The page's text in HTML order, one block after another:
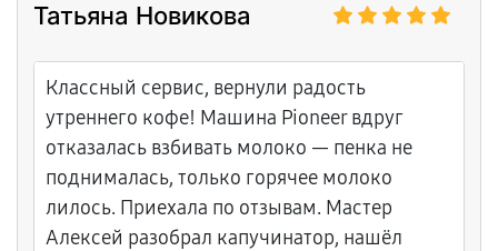
Татьяна Новикова
Классный сервис, вернули радость
утреннего кофе! Машина Pioneer вдруг
отказалась взбивать молоко — пенка не
поднималась, только горячее молоко
лилось. Приехала по отзывам. Мастер
Алексей разобрал капучинатор, нашёл